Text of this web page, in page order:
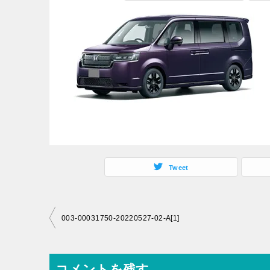
Tweet
投
ナ
003-00031750-20220527-02-A[1]